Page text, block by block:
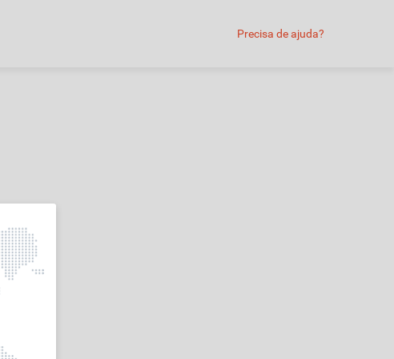
Precisa de ajuda?